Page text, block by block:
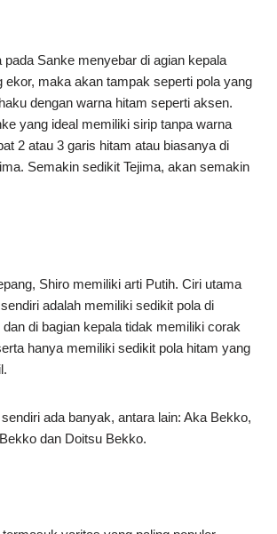
pada Sanke menyebar di agian kepala
ekor, maka akan tampak seperti pola yang
dengan warna hitam seperti aksen.
yang ideal memiliki sirip tanpa warna
2 atau 3 garis hitam atau biasanya di
Semakin sedikit Tejima, akan semakin
Shiro memiliki arti Putih. Ciri utama
adalah memiliki sedikit pola di
dan di bagian kepala tidak memiliki corak
hanya memiliki sedikit pola hitam yang
ada banyak, antara lain: Aka Bekko,
dan Doitsu Bekko.